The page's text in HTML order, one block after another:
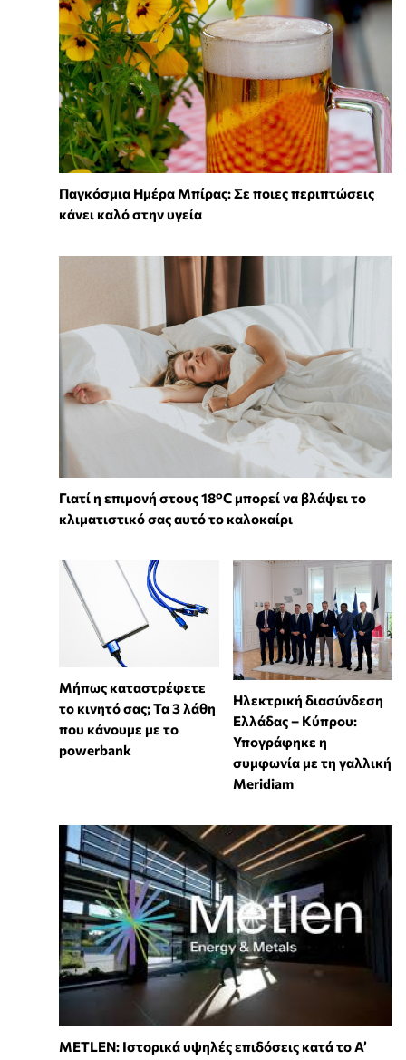
Παγκόσμια Ημέρα Μπίρας: Σε ποιες περιπτώσεις
κάνει καλό στην υγεία
Γιατί η επιμονή στους 18°C μπορεί να βλάψει το
κλιματιστικό σας αυτό το καλοκαίρι
Μήπως καταστρέφετε
το κινητό σας; Τα 3 λάθη
που κάνουμε με το
powerbank
Ηλεκτρική διασύνδεση
Ελλάδας – Κύπρου:
Υπογράφηκε η
συμφωνία με τη γαλλική
Meridiam
METLEN: Ιστορικά υψηλές επιδόσεις κατά το Α’